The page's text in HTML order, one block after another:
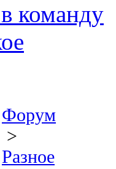
команду
Форум
>
Разное